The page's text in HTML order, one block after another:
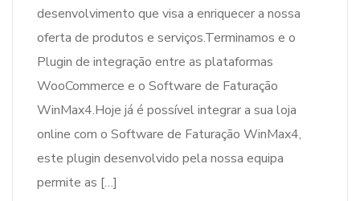
desenvolvimento que visa a enriquecer a nossa
oferta de produtos e serviços.Terminamos e o
Plugin de integração entre as plataformas
WooCommerce e o Software de Faturação
WinMax4.Hoje já é possível integrar a sua loja
online com o Software de Faturação WinMax4,
este plugin desenvolvido pela nossa equipa
permite as […]